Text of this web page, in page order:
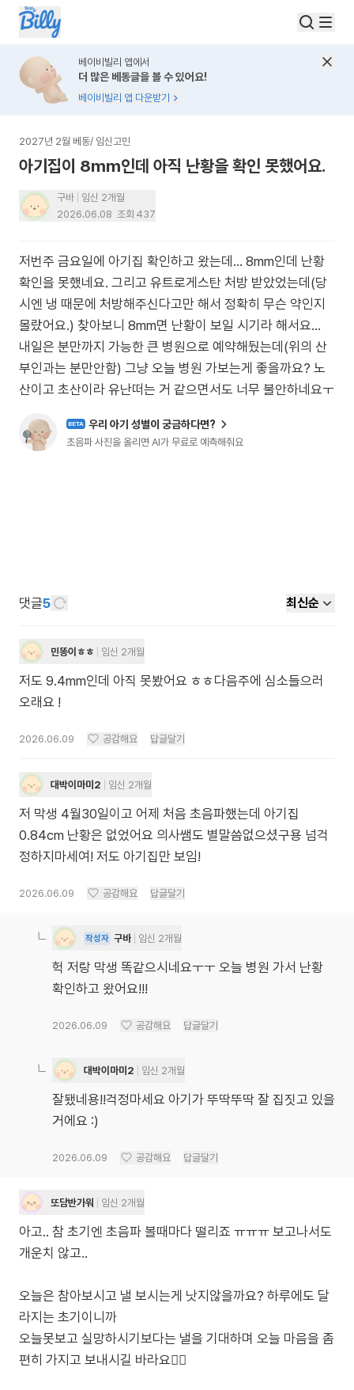
베이비빌리 앱에서
더 많은 베동글을 볼 수 있어요!
베이비빌리 앱 다운받기
2027년 2월 베동/ 임신고민
아기집이 8mm인데 아직 난황을 확인 못했어요.
구바
임신 2개월
2026.06.08 조회 437
저번주 금요일에 아기집 확인하고 왔는데… 8mm인데 난황
확인을 못했네요. 그리고 유트로게스탄 처방 받았었는데(당
시엔 냉 때문에 처방해주신다고만 해서 정확히 무슨 약인지
몰랐어요.) 찾아보니 8mm면 난황이 보일 시기라 해서요…
내일은 분만까지 가능한 큰 병원으로 예약해뒀는데(위의 산
부인과는 분만안함) 그냥 오늘 병원 가보는게 좋을까요? 노
산이고 초산이라 유난떠는 거 같으면서도 너무 불안하네요ㅜ
BETA 우리 아기 성별이 궁금하다면?
초음파 사진을 올리면 AI가 무료로 예측해줘요
댓글5 최신순
민똥이ㅎㅎ 임신 2개월
저도 9.4mm인데 아직 못봤어요 ㅎㅎ다음주에 심소들으러
오래요 !
2026.06.09 공감해요 답글달기
대박이마미2 임신 2개월
저 막생 4월30일이고 어제 처음 초음파했는데 아기집
0.84cm 난황은 없었어요 의사쌤도 별말씀없으셨구용 넘걱
정하지마세여! 저도 아기집만 보임!
2026.06.09 공감해요 답글달기
작성자 구바 임신 2개월
헉 저랑 막생 똑같으시네요ㅜㅜ 오늘 병원 가서 난황
확인하고 왔어요!!!
2026.06.09 공감해요 답글달기
대박이마미2 임신 2개월
잘됐네용!!걱정마세요 아기가 뚜딱뚜딱 잘 집짓고 있을
거에요 :)
2026.06.09 공감해요 답글달기
또담반가워 임신 2개월
아고.. 참 초기엔 초음파 볼때마다 떨리죠 ㅠㅠㅠ 보고나서도
개운치 않고..
오늘은 참아보시고 낼 보시는게 낫지않을까요? 하루에도 달
라지는 초기이니까
오늘못보고 실망하시기보다는 낼을 기대하며 오늘 마음을 좀
편히 가지고 보내시길 바라요👍🏻